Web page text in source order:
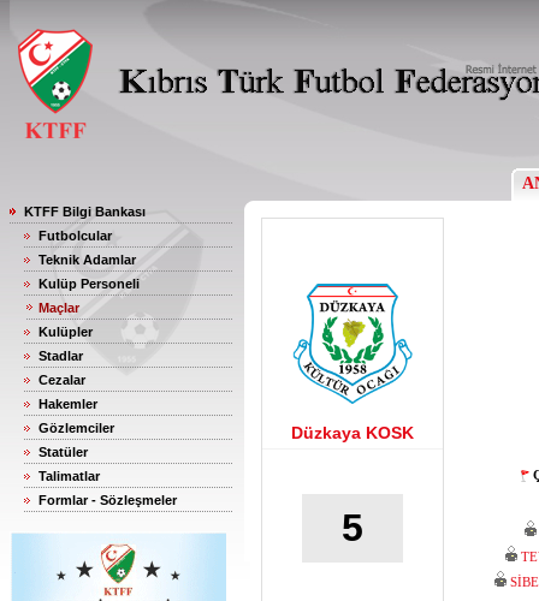
KTFF Bilgi Bankası
Futbolcular
Teknik Adamlar
Kulüp Personeli
Maçlar
Kulüpler
Stadlar
Cezalar
Hakemler
Gözlemciler
Statüler
Talimatlar
Formlar - Sözleşmeler
Düzkaya KOSK
5